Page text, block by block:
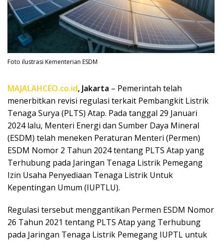
Foto ilustrasi Kementerian ESDM
MAJALAHCEO.co.id, Jakarta – Pemerintah telah
menerbitkan revisi regulasi terkait Pembangkit Listrik
Tenaga Surya (PLTS) Atap. Pada tanggal 29 Januari
2024 lalu, Menteri Energi dan Sumber Daya Mineral
(ESDM) telah meneken Peraturan Menteri (Permen)
ESDM Nomor 2 Tahun 2024 tentang PLTS Atap yang
Terhubung pada Jaringan Tenaga Listrik Pemegang
Izin Usaha Penyediaan Tenaga Listrik Untuk
Kepentingan Umum (IUPTLU).
Regulasi tersebut menggantikan Permen ESDM Nomor
26 Tahun 2021 tentang PLTS Atap yang Terhubung
pada Jaringan Tenaga Listrik Pemegang IUPTL untuk